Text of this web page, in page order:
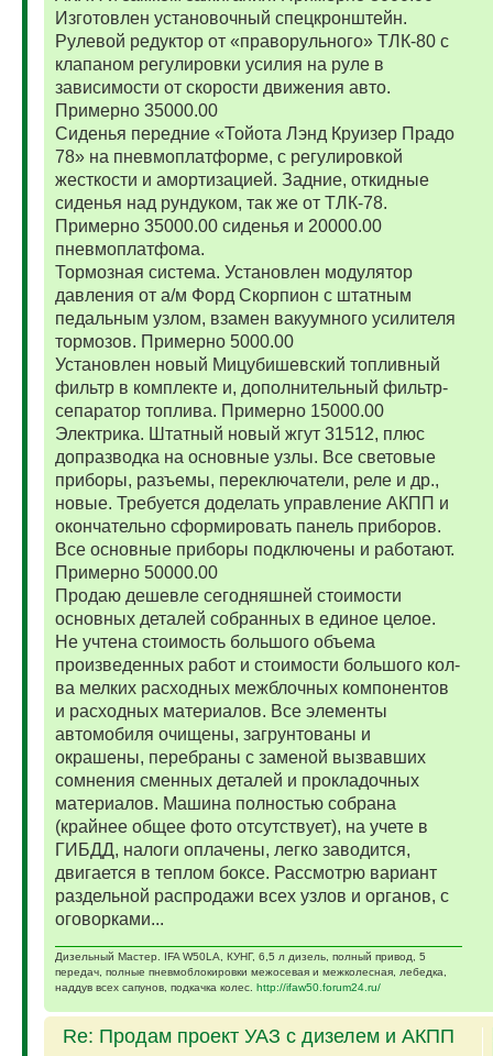
Изготовлен установочный спецкронштейн.
Рулевой редуктор от «праворульного» ТЛК-80 с
клапаном регулировки усилия на руле в
зависимости от скорости движения авто.
Примерно 35000.00
Сиденья передние «Тойота Лэнд Круизер Прадо
78» на пневмоплатформе, с регулировкой
жесткости и амортизацией. Задние, откидные
сиденья над рундуком, так же от ТЛК-78.
Примерно 35000.00 сиденья и 20000.00
пневмоплатфома.
Тормозная система. Установлен модулятор
давления от а/м Форд Скорпион с штатным
педальным узлом, взамен вакуумного усилителя
тормозов. Примерно 5000.00
Установлен новый Мицубишевский топливный
фильтр в комплекте и, дополнительный фильтр-
сепаратор топлива. Примерно 15000.00
Электрика. Штатный новый жгут 31512, плюс
допразводка на основные узлы. Все световые
приборы, разъемы, переключатели, реле и др.,
новые. Требуется доделать управление АКПП и
окончательно сформировать панель приборов.
Все основные приборы подключены и работают.
Примерно 50000.00
Продаю дешевле сегодняшней стоимости
основных деталей собранных в единое целое.
Не учтена стоимость большого объема
произведенных работ и стоимости большого кол-
ва мелких расходных межблочных компонентов
и расходных материалов. Все элементы
автомобиля очищены, загрунтованы и
окрашены, перебраны с заменой вызвавших
сомнения сменных деталей и прокладочных
материалов. Машина полностью собрана
(крайнее общее фото отсутствует), на учете в
ГИБДД, налоги оплачены, легко заводится,
двигается в теплом боксе. Рассмотрю вариант
раздельной распродажи всех узлов и органов, с
оговорками...
Дизельный Мастер. IFA W50LA, КУНГ, 6,5 л дизель, полный привод, 5
передач, полные пневмоблокировки межосевая и межколесная, лебедка,
наддув всех сапунов, подкачка колес. http://ifaw50.forum24.ru/
Re: Продам проект УАЗ с дизелем и АКПП